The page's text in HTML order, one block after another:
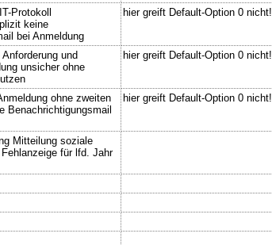
Protokoll
keine
bei Anmeldung
hier greift Default-Option 0 nicht!
und
unsicher ohne
hier greift Default-Option 0 nicht!
ohne zweiten
Benachrichtigungsmail
hier greift Default-Option 0 nicht!
Mitteilung soziale
für lfd. Jahr